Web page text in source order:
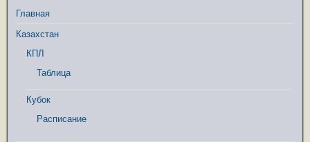
Главная
Казахстан
КПЛ
Таблица
Кубок
Расписание